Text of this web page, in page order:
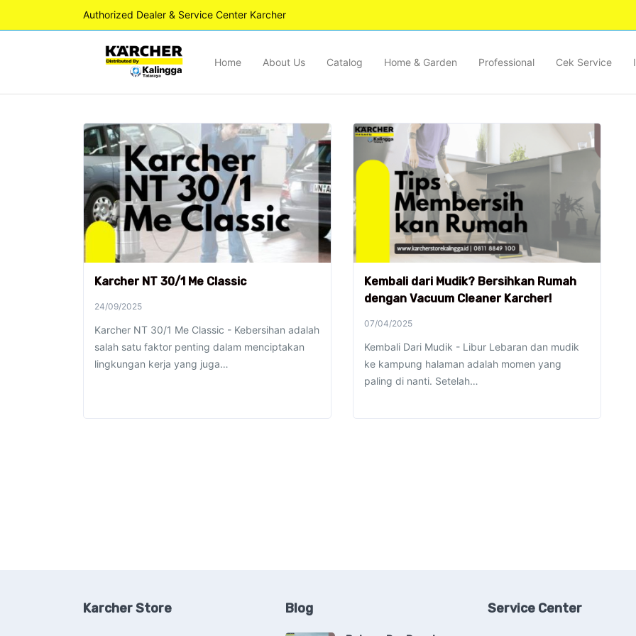
Authorized Dealer & Service Center Karcher
Home About Us Catalog Home & Garden Professional Cek Service
Karcher NT 30/1 Me Classic
24/09/2025
Karcher NT 30/1 Me Classic - Kebersihan adalah
salah satu faktor penting dalam menciptakan
lingkungan kerja yang juga…
Kembali dari Mudik? Bersihkan Rumah
dengan Vacuum Cleaner Karcher!
07/04/2025
Kembali Dari Mudik - Libur Lebaran dan mudik
ke kampung halaman adalah momen yang
paling di nanti. Setelah…
Karcher Store Blog Service Center